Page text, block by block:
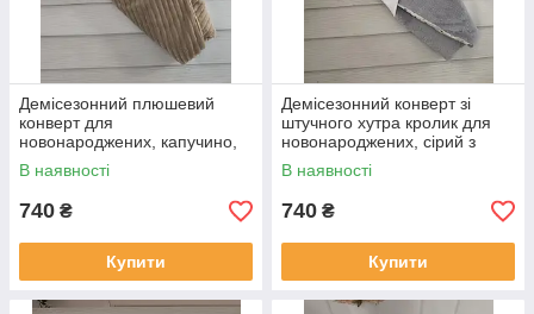
Демісезонний плюшевий
конверт для
новонароджених, капучино,
принт зайчик з квітами
В наявності
740 ₴
Купити
Демісезонний конверт зі
штучного хутра кролик для
новонароджених, сірий з
принтом ведмедик на місяці
В наявності
740 ₴
Купити